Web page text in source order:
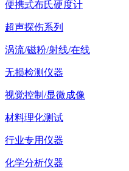
便携式布氏硬度计
超声探伤系列
涡流/磁粉/射线/在线
无损检测仪器
视觉控制/显微成像
材料理化测试
行业专用仪器
化学分析仪器